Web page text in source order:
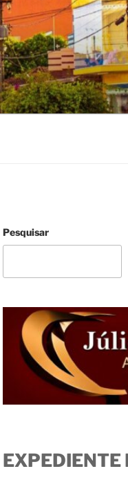
Pesquisar
EXPEDIENTE